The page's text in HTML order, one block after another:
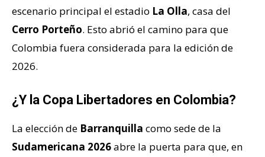
escenario principal el estadio La Olla, casa del
Cerro Porteño. Esto abrió el camino para que
Colombia fuera considerada para la edición de
2026.
¿Y la Copa Libertadores en Colombia?
La elección de Barranquilla como sede de la
Sudamericana 2026abre la puerta para que, en